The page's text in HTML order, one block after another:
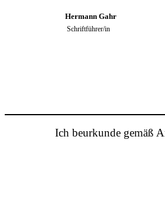
Hermann Gahr
Schriftführer/in
Ich beurkunde gemäß